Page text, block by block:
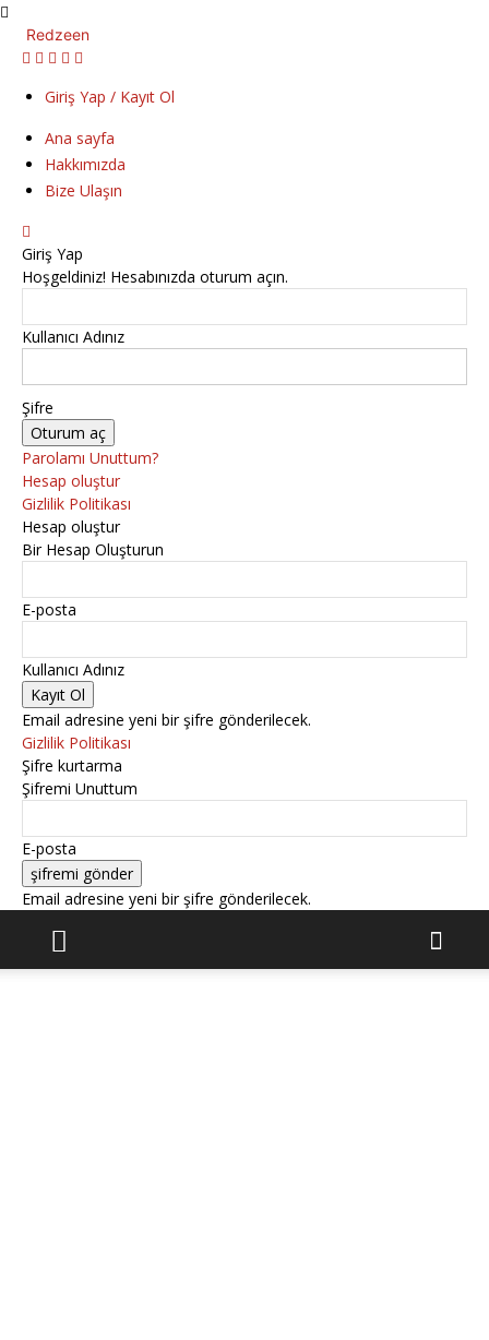
Redzeen
Giriş Yap / Kayıt Ol
Ana sayfa
Hakkımızda
Bize Ulaşın
Giriş Yap
Hoşgeldiniz! Hesabınızda oturum açın.
Kullanıcı Adınız
Şifre
Parolamı Unuttum?
Hesap oluştur
Gizlilik Politikası
Hesap oluştur
Bir Hesap Oluşturun
E-posta
Kullanıcı Adınız
Email adresine yeni bir şifre gönderilecek.
Gizlilik Politikası
Şifre kurtarma
Şifremi Unuttum
E-posta
Email adresine yeni bir şifre gönderilecek.